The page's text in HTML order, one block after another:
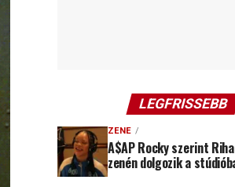
LEGFRISSEBB
ZENE
A$AP Rocky szerint
zenén dolgozik a